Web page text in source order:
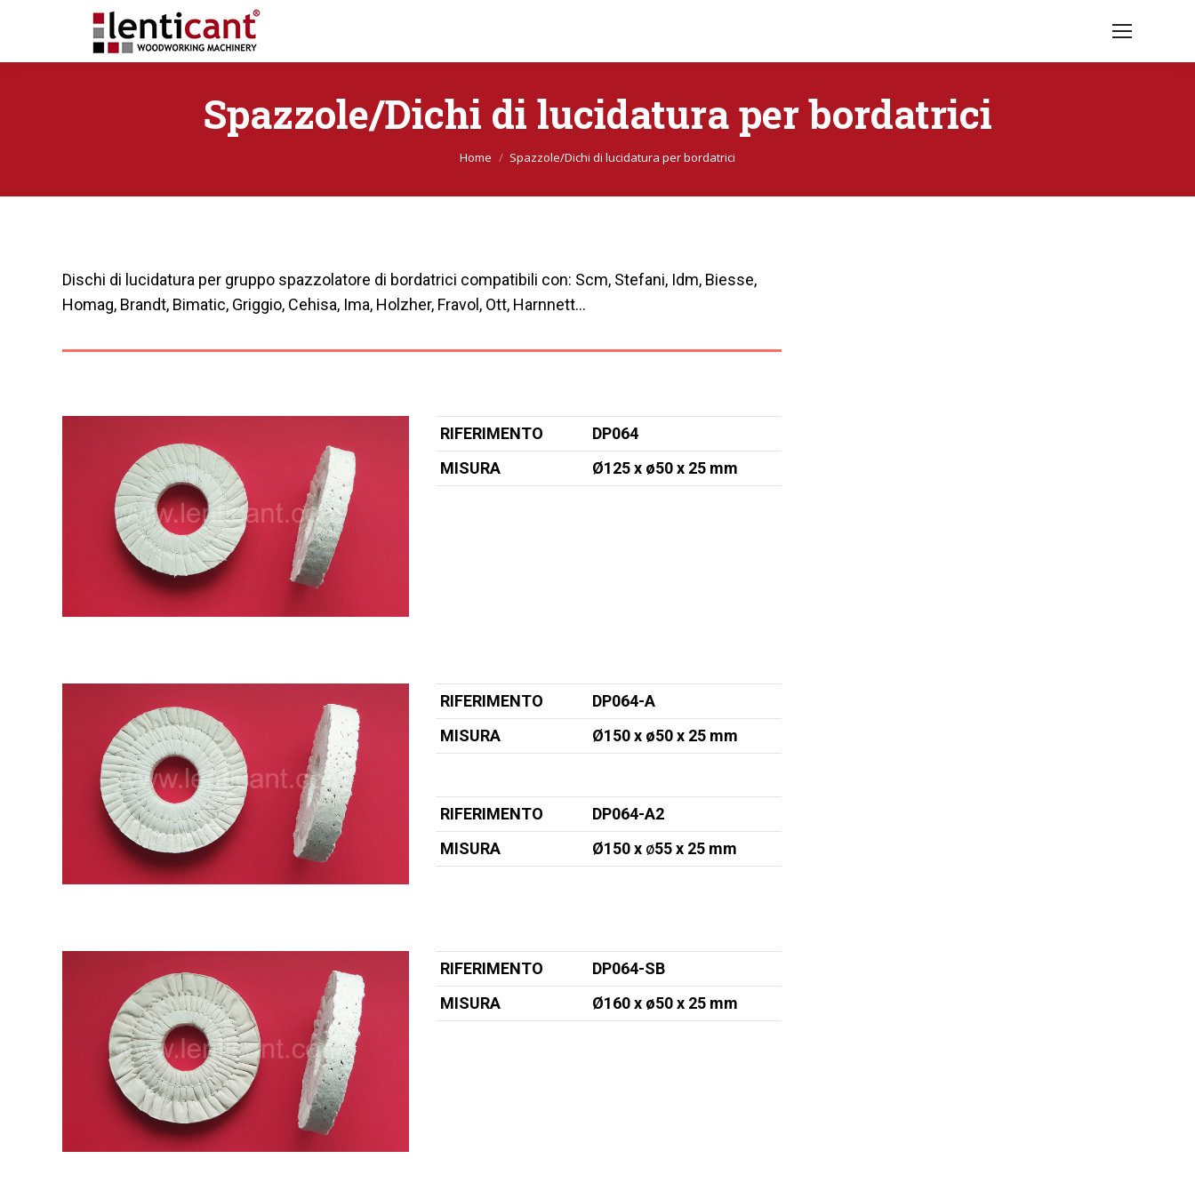
Spazzole/Dichi di lucidatura per bordatrici
Sei qui:
Home Spazzole/Dichi di lucidatura per bordatrici
Dischi di lucidatura per gruppo spazzolatore di bordatrici compatibili con: Scm, Stefani, Idm, Biesse,
Homag, Brandt, Bimatic, Griggio, Cehisa, Ima, Holzher, Fravol, Ott, Harnnett...
RIFERIMENTO
DP064
MISURA
Ø125 x ø50x 25 mm
RIFERIMENTO
DP064-A
MISURA
Ø150 x ø50x 25 mm
RIFERIMENTO
DP064-A2
MISURA
Ø150 x ø55 x 25 mm
RIFERIMENTO
DP064-SB
MISURA
Ø160 x ø50x 25 mm